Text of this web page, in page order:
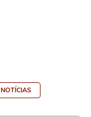
NOTÍCIAS